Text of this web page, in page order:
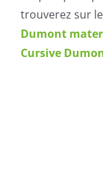
trouverez sur
Dumont
Cursive